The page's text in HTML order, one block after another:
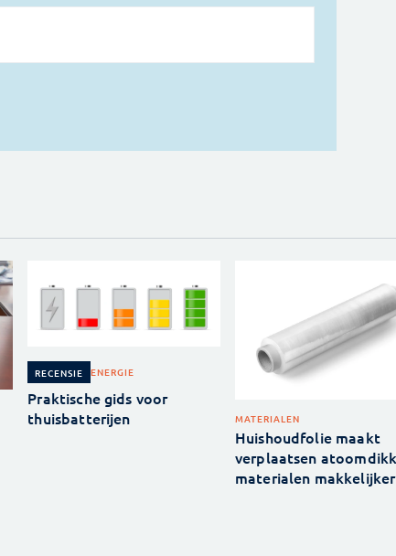
RECENSIE ENERGIE
Praktische gids voor
thuisbatterijen
MATERIALEN
Huishoudfolie maakt
verplaatsen
materialen makkelijker